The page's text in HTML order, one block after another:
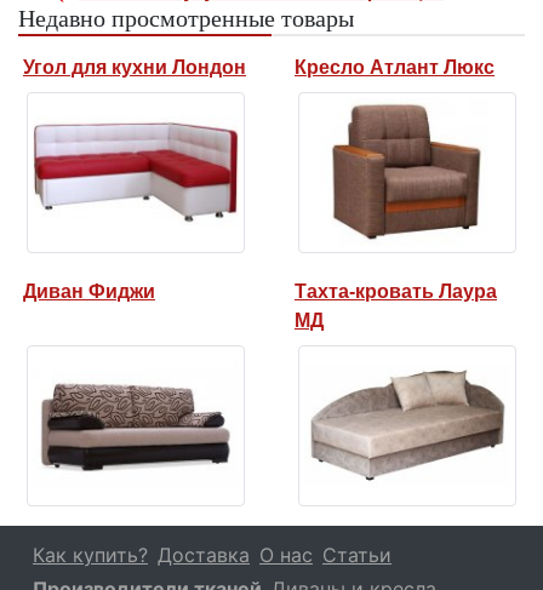
Недавно просмотренные товары
Угол для кухни Лондон Кресло Атлант Люкс
Диван Фиджи
Тахта-кровать Лаура
МД
Как купить? Доставка О нас Статьи